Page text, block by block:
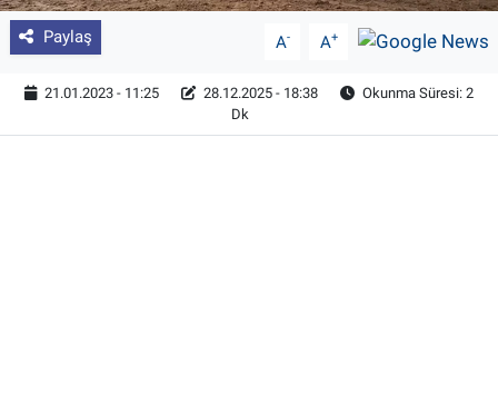
Paylaş A- A+
21.01.2023 - 11:25 28.12.2025 - 18:38
Okunma Süresi: 2
Dk
Tohum